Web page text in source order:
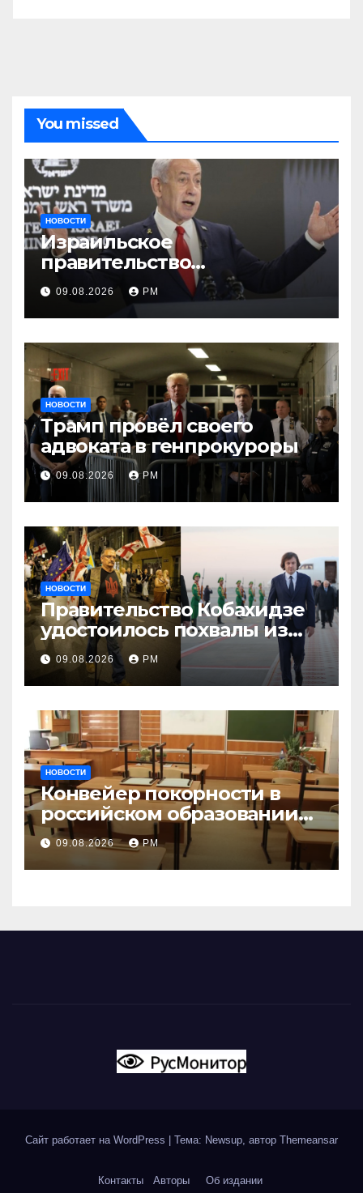
You missed
НОВОСТИ
Израильское
правительство
заворачивает план
трамповского «Совета
мира»
09.08.2026 РМ
НОВОСТИ
Трамп провёл своего
адвоката в генпрокуроры
09.08.2026 РМ
НОВОСТИ
Правительство Кобахидзе
удостоилось похвалы из
Москвы
09.08.2026 РМ
НОВОСТИ
Конвейер покорности в
российском образовании
наталкивается на
сопротивление
09.08.2026 РМ
Сайт работает на WordPress Тема: Newsup, автор Themeansar
Контакты Авторы Об издании